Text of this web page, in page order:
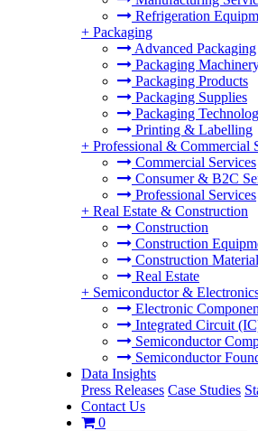
Refrigeration
+ Packaging
Advanced Packaging
Packaging
Packaging Products
Packaging Supplies
Packaging
Printing & Labelling
+ Professional & Commercial
Commercial Services
Consumer & B2C
Professional Services
+ Real Estate & Construction
Construction
Construction
Construction
Real Estate
+ Semiconductor &
Electronic
Integrated Circuit
Semiconductor
Semiconductor
Data Insights
Press Releases Case Studies
Contact Us
0